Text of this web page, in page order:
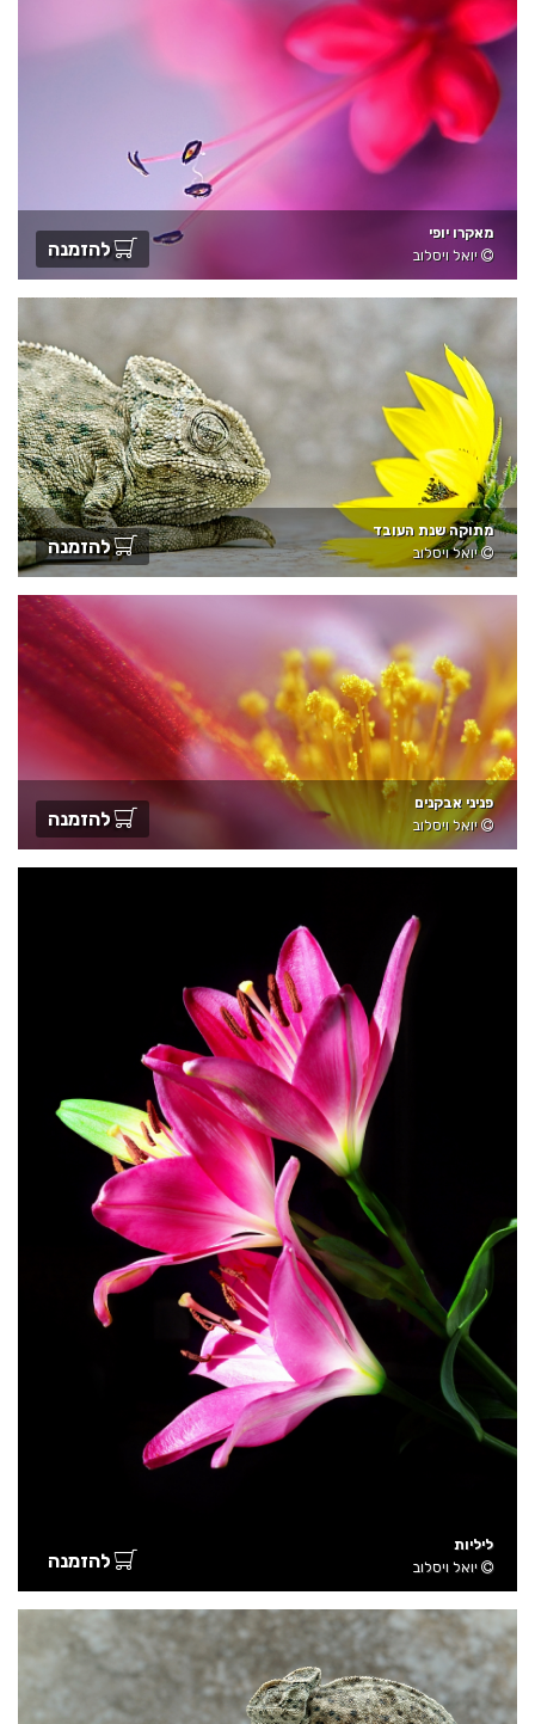
מאקרו יופי
יואל ויסלוב
להזמנה
מתוקה שנת העובד
יואל ויסלוב
להזמנה
פניני אבקנים
יואל ויסלוב
להזמנה
ליליות
יואל ויסלוב
להזמנה